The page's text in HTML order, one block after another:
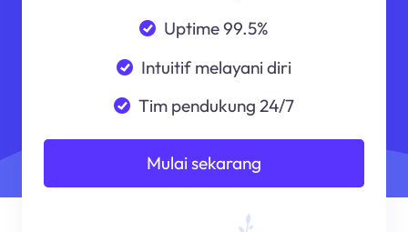
Uptime 99.5%
Intuitif melayani diri
Tim pendukung 24/7
Mulai sekarang